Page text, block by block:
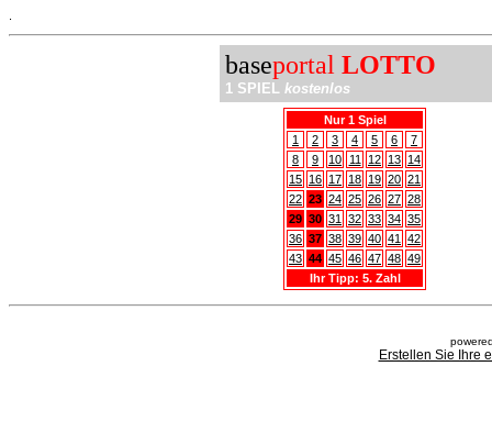
baseportal LOTTO
1 SPIEL kostenlos
Nur 1 Spiel
1
2 3 4 5 6
7
8
9 10 11 12 13 14
15 16 17 18 19 20 21
22 23 24 25 26 27 28
29 30 31 32 33 34 35
36 37 38 39 40 41
42
43 44 45 46 47 48 49
Ihr Tipp: 5. Zahl
Erstellen Sie Ihre